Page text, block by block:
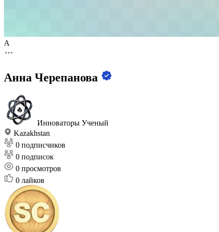
А
Анна Черепанова
Инноваторы Ученый
Kazakhstan
0 подписчиков
0 подписок
0 просмотров
0 лайков